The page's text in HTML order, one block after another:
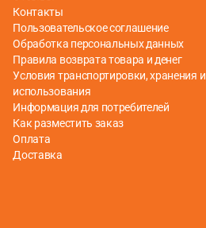
Контакты
Пользовательское соглашение
Обработка персональных данных
Правила возврата товара и денег
Условия транспортировки, хранения и
использования
Информация для потребителей
Как разместить заказ
Оплата
Доставка